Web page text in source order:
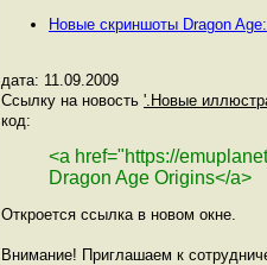
Новые скриншоты Dragon
дата: 11.09.2009
Ссылку на новость '.Новые
код:
<a href="https://
Dragon Age Origins</a>
Откроется ссылка в новом окне.
Внимание! Приглашаем к